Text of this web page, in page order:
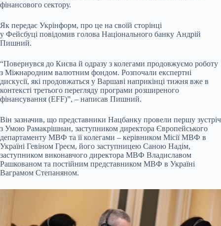
фінансового сектору.
Як передає Укрінформ, про це на своїй сторінці
у Фейсбуці повідомив голова Національного банку Андрій
Пишний.
“Повернувся до Києва й одразу з колегами продовжуємо роботу
з Міжнародним валютним фондом. Розпочали експертні
дискусії, які продовжаться у Варшаві наприкінці тижня вже в
контексті третього перегляду програми розширеного
фінансування (EFF)”, – написав Пишний.
Він зазначив, що представники Нацбанку провели першу зустріч
з Умою Рамакрішнан, заступником директора Європейського
департаменту МВФ та її колегами – керівником Місії МВФ в
Україні Гевіном Греєм, його заступницею Саною Надім,
заступником виконавчого директора МВФ Владиславом
Рашкованом та постійним представником МВФ в Україні
Ваграмом Степаняном.